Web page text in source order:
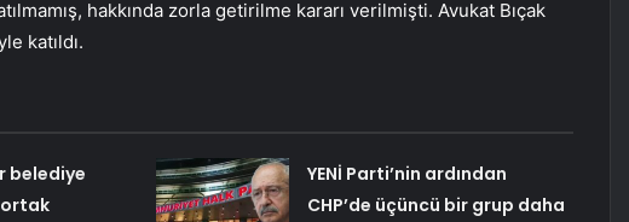
hakkında zorla getirilme kararı verilmişti. Avukat Bıçak
katıldı.
belediye
YENİ Parti’nin ardından
CHP’de üçüncü bir grup daha